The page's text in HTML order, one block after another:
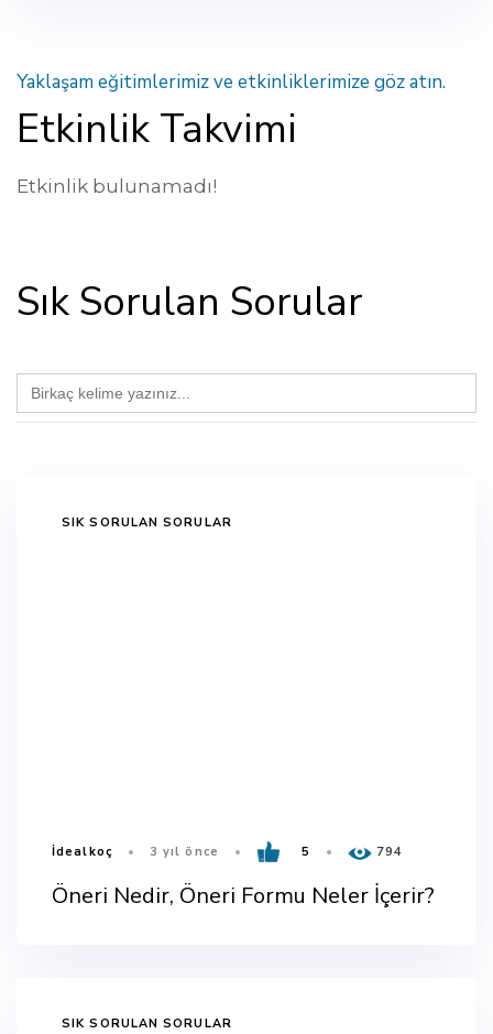
Yaklaşam eğitimlerimiz ve etkinliklerimize göz atın.
Etkinlik Takvimi
Etkinlik bulunamadı!
Sık Sorulan Sorular
Search
for:
TAGS
SIK SORULAN SORULAR
İdealkoç 3 yıl önce 5 794
Öneri Nedir, Öneri Formu Neler İçerir?
TAGS
SIK SORULAN SORULAR